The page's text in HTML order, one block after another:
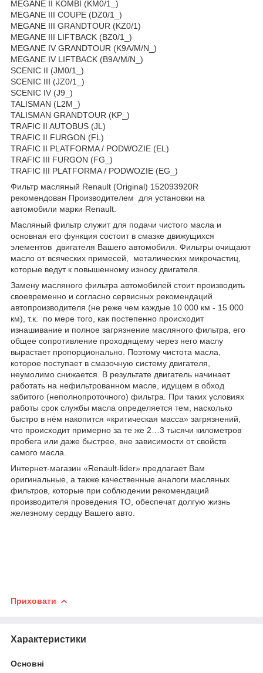
MEGANE II KOMBI (KM0/1_)
MEGANE III COUPE (DZ0/1_)
MEGANE III GRANDTOUR (KZ0/1)
MEGANE III LIFTBACK (BZ0/1_)
MEGANE IV GRANDTOUR (K9A/M/N_)
MEGANE IV LIFTBACK (B9A/M/N_)
SCENIC II (JM0/1_)
SCENIC III (JZ0/1_)
SCENIC IV (J9_)
TALISMAN (L2M_)
TALISMAN GRANDTOUR (KP_)
TRAFIC II AUTOBUS (JL)
TRAFIC II FURGON (FL)
TRAFIC II PLATFORMA / PODWOZIE (EL)
TRAFIC III FURGON (FG_)
TRAFIC III PLATFORMA / PODWOZIE (EG_)
Фильтр масляный Renault (Original) 152093920R
рекомендован Производителем для установки на
автомобили марки Renault.
Масляный фильтр служит для подачи чистого масла и
основная его функция состоит в смазке движущихся
элементов двигателя Вашего автомобиля. Фильтры очищают
масло от всяческих примесей, металических микрочастиц,
которые ведут к повышенному износу двигателя.
Замену масляного фильтра автомобилей стоит производить
своевременно и согласно сервисных рекомендаций
автопроизводителя (не реже чем каждые 10 000 км - 15 000
км), т.к. по мере того, как постепенно происходит
изнашивание и полное загрязнение масляного фильтра, его
общее сопротивление проходящему через него маслу
вырастает пропорционально. Поэтому чистота масла,
которое поступает в смазочную систему двигателя,
неумолимо снижается. В результате двигатель начинает
работать на нефильтрованном масле, идущем в обход
забитого (неполнопроточного) фильтра. При таких условиях
работы срок службы масла определяется тем, насколько
быстро в нём накопится «критическая масса» загрязнений,
что происходит примерно за те же 2…3 тысячи километров
пробега или даже быстрее, вне зависимости от свойств
самого масла.
Интернет-магазин «Renault-lider» предлагает Вам
оригинальные, а также качественные аналоги масляных
фильтров, которые при соблюдении рекомендаций
производителя проведения ТО, обеспечат долгую жизнь
железному сердцу Вашего авто.
Приховати
Характеристики
Основні